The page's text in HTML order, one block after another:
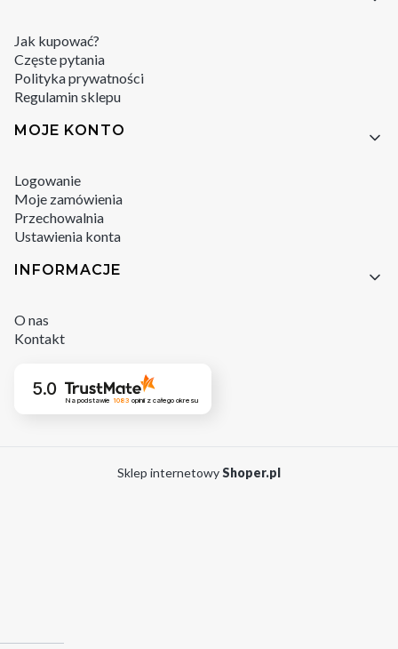
Jak kupować?
Częste pytania
Polityka prywatności
Regulamin sklepu
MOJE KONTO
Logowanie
Moje zamówienia
Przechowalnia
Ustawienia konta
INFORMACJE
O nas
Kontakt
5.0
Na podstawie 1083 opinii z całego okresu
Sklep internetowyShoper.pl